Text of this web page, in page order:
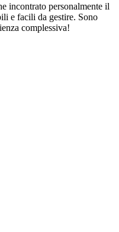
incontrato personalmente il
e facili da gestire. Sono
complessiva!